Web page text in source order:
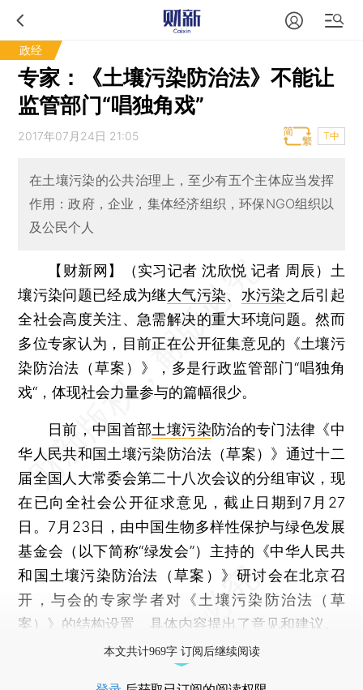
政经
专家：《土壤污染防治法》不能让
监管部门“唱独角戏”
2017年07月24日 21:05 T中
在土壤污染的公共治理上，至少有五个主体应当发挥
作用：政府，企业，集体经济组织，环保NGO组织以
及公民个人
【财新网】（实习记者 沈欣悦 记者 周辰）
土
壤污染问题已经成为继大气污染、 水污染之后引起
全社会高度关注、急需解决的重大环境问题。然而
多位专家认为，目前正在公开征集意见的《土壤污
染防治法（草案）》，多是行政监管部门“唱独角
戏“，体现社会力量参与的篇幅很少。
日前，中国首部土壤污染防治的专门法律《中
华人民共和国土壤污染防治法（草案）》通过十二
届全国人大常委会第二十八次会议的分组审议，现
在已向全社会公开征求意见，截止日期到7月27
日。7月23日，由中国生物多样性保护与绿色发展
基金会（以下简称“绿发会”）主持的《中华人民共
和国土壤污染防治法（草案）》研讨会在北京召
开，与会的专家学者对《土壤污染防治法（草
案）》的结构设置、具体内容提出了意见和建议。
本文共计969字 订阅后继续阅读